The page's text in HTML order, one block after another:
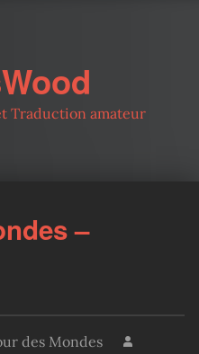
Traduction amateur
–
des Mondes